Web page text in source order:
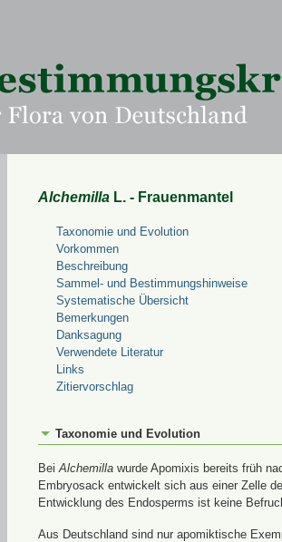
Alchemilla L. - Frauenmantel
Taxonomie und Evolution
Vorkommen
Beschreibung
Sammel- und Bestimmungshinweise
Systematische Übersicht
Bemerkungen
Danksagung
Verwendete Literatur
Links
Zitiervorschlag
Taxonomie und Evolution
BeiAlchemilla wurde Apomixis bereits früh
Embryosack entwickelt sich aus einer Zelle
Entwicklung des Endosperms ist keine
Aus Deutschland sind nur apomiktische